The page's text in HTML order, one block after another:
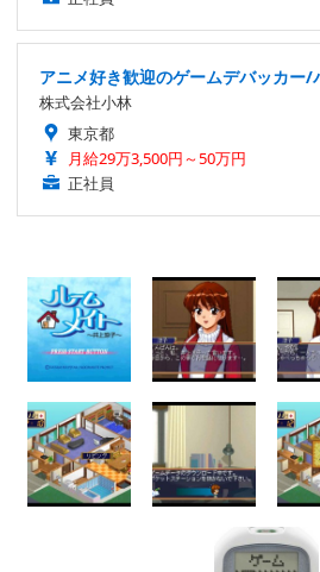
アニメ好き歓迎のゲームデバッカー
株式会社小林
東京都
月給29万3,500円～50万円
正社員